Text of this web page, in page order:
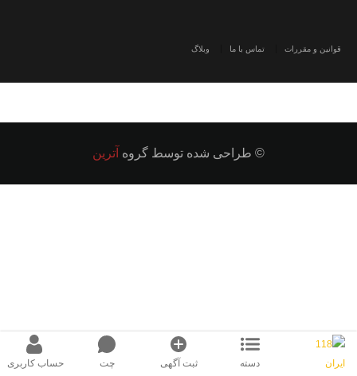
دسته ثبت آگهی چت حساب کاربری
قوانین و مقررات تماس با ما وبلاگ
© طراحی شده توسط گروه آترین